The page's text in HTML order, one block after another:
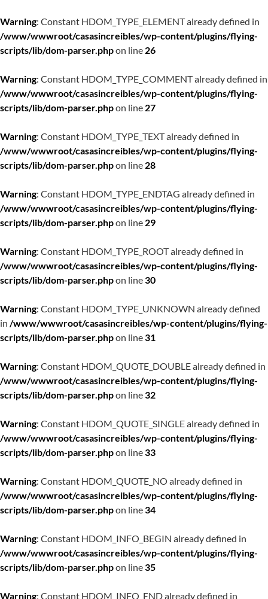
Warning: Constant HDOM_TYPE_ELEMENT already defined in
/www/wwwroot/casasincreibles/wp-content/plugins/flying-
scripts/lib/dom-parser.phpon line 26
Warning: Constant HDOM_TYPE_COMMENT already defined in
/www/wwwroot/casasincreibles/wp-content/plugins/flying-
scripts/lib/dom-parser.phpon line 27
Warning: Constant HDOM_TYPE_TEXT already defined in
/www/wwwroot/casasincreibles/wp-content/plugins/flying-
scripts/lib/dom-parser.phpon line 28
Warning: Constant HDOM_TYPE_ENDTAG already defined in
/www/wwwroot/casasincreibles/wp-content/plugins/flying-
scripts/lib/dom-parser.phpon line 29
Warning: Constant HDOM_TYPE_ROOT already defined in
/www/wwwroot/casasincreibles/wp-content/plugins/flying-
scripts/lib/dom-parser.phpon line30
Warning: Constant HDOM_TYPE_UNKNOWN already defined
in /www/wwwroot/casasincreibles/wp-content/plugins/flying-
scripts/lib/dom-parser.phpon line31
Warning: Constant HDOM_QUOTE_DOUBLE already defined in
/www/wwwroot/casasincreibles/wp-content/plugins/flying-
scripts/lib/dom-parser.phpon line32
Warning: Constant HDOM_QUOTE_SINGLE already defined in
/www/wwwroot/casasincreibles/wp-content/plugins/flying-
scripts/lib/dom-parser.phpon line33
Warning: Constant HDOM_QUOTE_NO already defined in
/www/wwwroot/casasincreibles/wp-content/plugins/flying-
scripts/lib/dom-parser.phpon line34
Warning: Constant HDOM_INFO_BEGIN already defined in
/www/wwwroot/casasincreibles/wp-content/plugins/flying-
scripts/lib/dom-parser.phpon line35
Warning: Constant HDOM_INFO_END already defined in